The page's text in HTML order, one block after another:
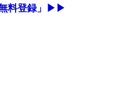
料登録」▶▶